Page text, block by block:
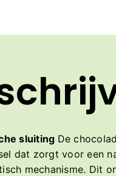
sluiting De
dat zorgt voor een
mechanisme. Dit